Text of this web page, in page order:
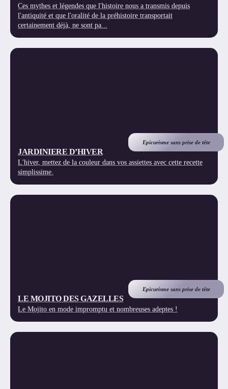
Ces mythes et légendes que l'histoire nous a transmis depuis
l'antiquité et que l'oralité de la préhistoire transportait
certainement déjà, ne sont pa...
Epicurisme sans prise de tête
JARDINIERE D’HIVER
L'hiver, mettez de la couleur dans vos assiettes avec cette recette
simplissime.
Epicurisme sans prise de tête
LE MOJITO DES GAZELLES
Le Mojito en mode impromptu et nombreuses adeptes !